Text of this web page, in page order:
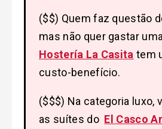
($$) Quem faz questão
mas não quer gastar
Hostería La Casita tem
custo-benefício.
($$$) Na categoria luxo,
as suítes do El Casco